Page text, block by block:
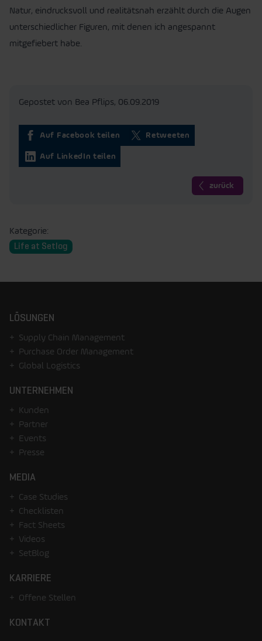
Natur, eindrucksvoll und realitätsnah erzählt durch die Augen
unterschiedlicher Figuren, mit denen ich angespannt
mitgefiebert habe.
Gepostet von Bea Pflips, 06.09.2019
Auf Facebook teilen Retweeten
Auf LinkedIn teilen
zurück
Kategorie:
Life at Setlog
LÖSUNGEN
Supply Chain Management
Purchase Order Management
Global Logistics
UNTERNEHMEN
Kunden
Partner
Events
Presse
MEDIA
Case Studies
Checklisten
Fact Sheets
Videos
SetBlog
KARRIERE
Offene Stellen
KONTAKT